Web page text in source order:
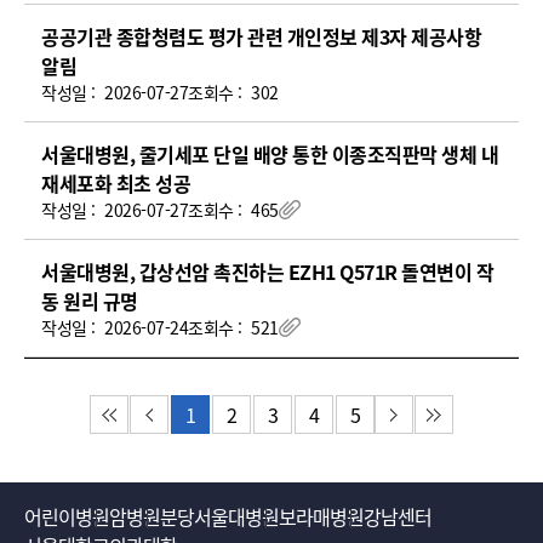
공공기관 종합청렴도 평가 관련 개인정보 제3자 제공사항
알림
작성일 : 2026-07-27조회수 : 302
서울대병원, 줄기세포 단일 배양 통한 이종조직판막 생체 내
재세포화 최초 성공
작성일 : 2026-07-27조회수 : 465 첨부파일
서울대병원, 갑상선암 촉진하는 EZH1 Q571R 돌연변이 작
동 원리 규명
작성일 : 2026-07-24조회수 : 521 첨부파일
첫 페이지이전 페이지
1 2 3 4 5
다음 페이지마지막 페이지
어린이병원암병원분당서울대병원보라매병원강남센터